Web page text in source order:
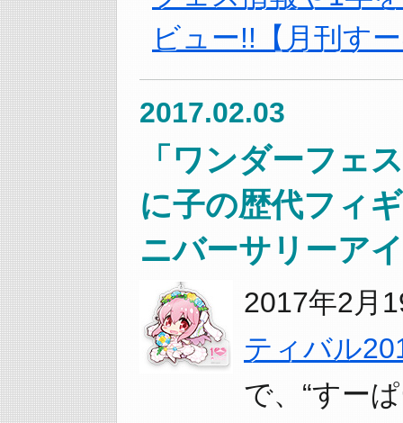
ビュー!!【月刊す
2017.02.03
「ワンダーフェ
に子の歴代フィ
ニバーサリーア
2017年2月
ティバル
で、“すー